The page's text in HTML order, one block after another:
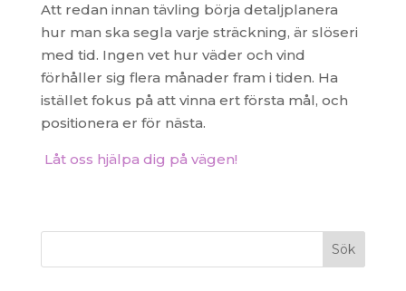
Att redan innan tävling börja detaljplanera
hur man ska segla varje sträckning, är slöseri
med tid. Ingen vet hur väder och vind
förhåller sig flera månader fram i tiden. Ha
istället fokus på att vinna ert första mål, och
positionera er för nästa.
Låt oss hjälpa dig på vägen!
Sök